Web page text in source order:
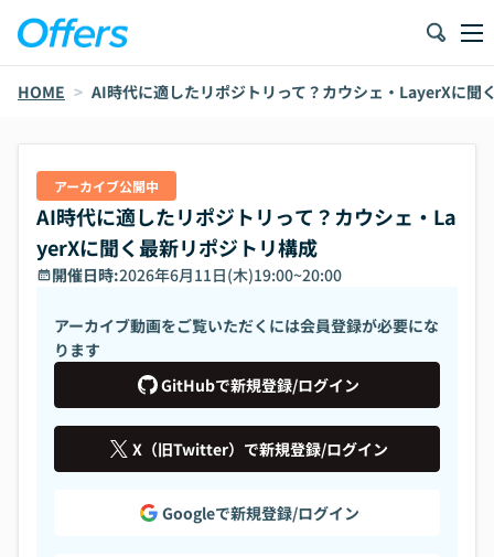
HOME > AI時代に適したリポジトリって？カウシェ・LayerXに聞
アーカイブ公開中
AI時代に適したリポジトリって？カウシェ・La
yerXに聞く最新リポジトリ構成
開催日時:2026年6月11日(木)19:00~20:00
アーカイブ動画をご覧いただくには会員登録が必要にな
ります
GitHubで新規登録/ログイン
X（旧Twitter）で新規登録/ログイン
Googleで新規登録/ログイン